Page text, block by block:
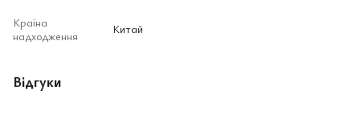
Країна
надходження
Китай
Відгуки